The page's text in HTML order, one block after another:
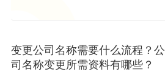
变更公司名称需要什么流程？公
司名称变更所需资料有哪些？